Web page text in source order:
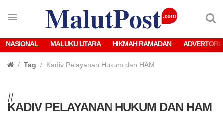
NASIONAL MALUKU UTARA HIKMAH RAMADAN
Tag Kadiv Pelayanan Hukum dan HAM
#
KADIV PELAYANAN HUKUM DAN HAM